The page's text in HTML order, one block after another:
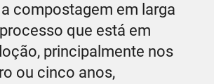
compostagem em larga
que está em
principalmente nos
ou cinco anos,